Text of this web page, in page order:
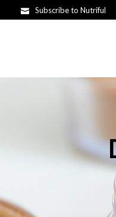
Subscribe to Nutriful